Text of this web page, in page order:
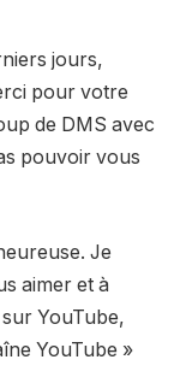
jours,
pour votre
de DMS avec
pouvoir vous
Je
aimer et à
YouTube,
YouTube »